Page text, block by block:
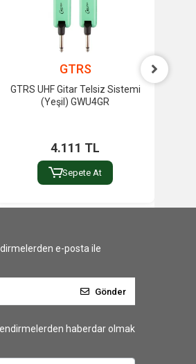
GTRS
GTRS UHF Gitar Telsiz Sistemi
(Yeşil) GWU4GR
4.111 TL
Sepete At
e-posta ile
Gönder
haberdar olmak